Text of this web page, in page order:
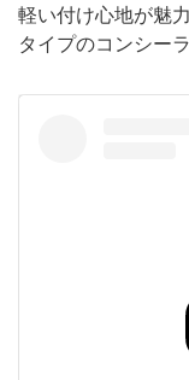
軽い付け心地が魅
タイプのコンシー